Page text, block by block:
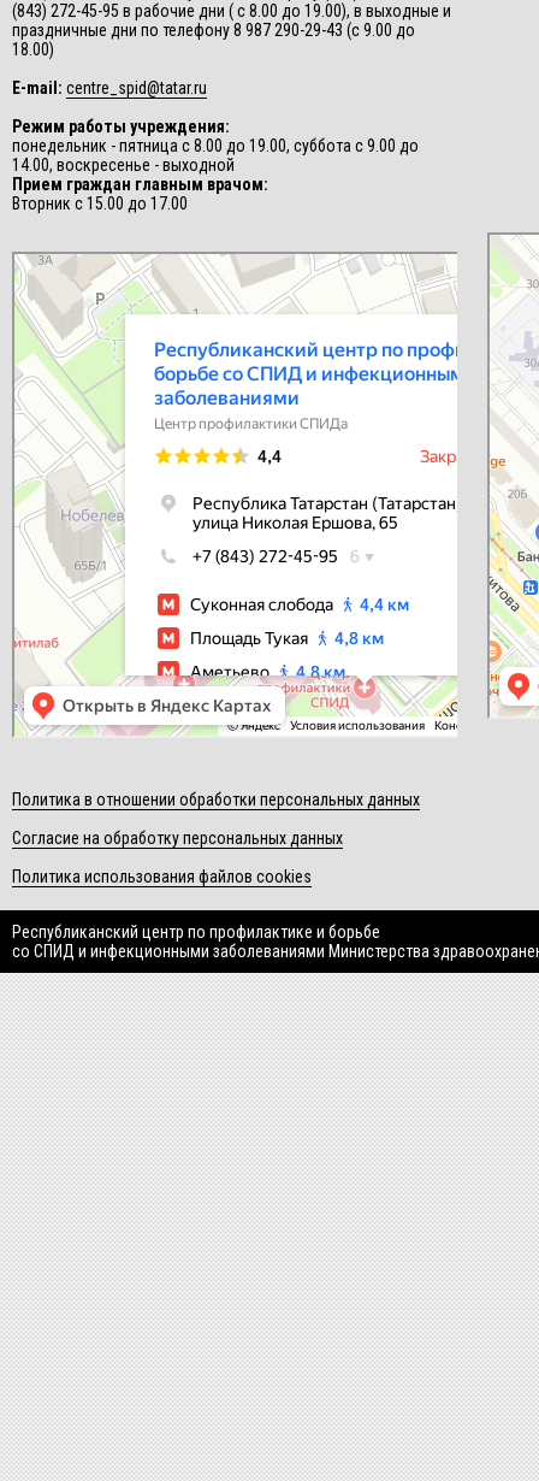
(843) 272-45-95 в рабочие дни ( с 8.00 до 19.00), в выходные и
праздничные дни по телефону 8 987 290-29-43 (с 9.00 до
18.00)
E-mail: centre_spid@tatar.ru
Режим работы учреждения:
понедельник - пятница с 8.00 до 19.00, суббота с 9.00 до
14.00, воскресенье - выходной
Прием граждан главным врачом:
Вторник с 15.00 до 17.00
Республиканский центр по профилактике и борьбе со СПИД и
инфекционными заболеваниями
Центр профилактики СПИДа в Казани
СПИД-
Центр
Политика в отношении обработки персональных данных
Согласие на обработку персональных данных
Политика использования файлов cookies
Республиканский центр по профилактике и борьбе
со СПИД и инфекционными заболеваниями Министерства